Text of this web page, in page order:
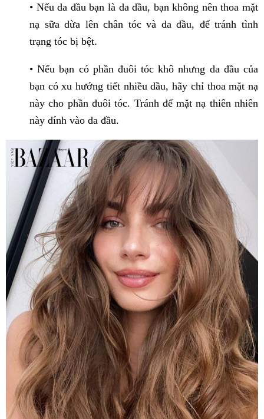
• Nếu da đầu bạn là da dầu, bạn không nên thoa mặt
nạ sữa dừa lên chân tóc và da đầu, để tránh tình
trạng tóc bị bệt.
• Nếu bạn có phần đuôi tóc khô nhưng da đầu của
bạn có xu hướng tiết nhiều dầu, hãy chỉ thoa mặt nạ
này cho phần đuôi tóc. Tránh để mặt nạ thiên nhiên
này dính vào da đầu.